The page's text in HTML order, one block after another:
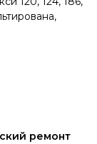
ремонт